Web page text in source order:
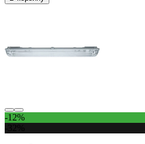
-12%